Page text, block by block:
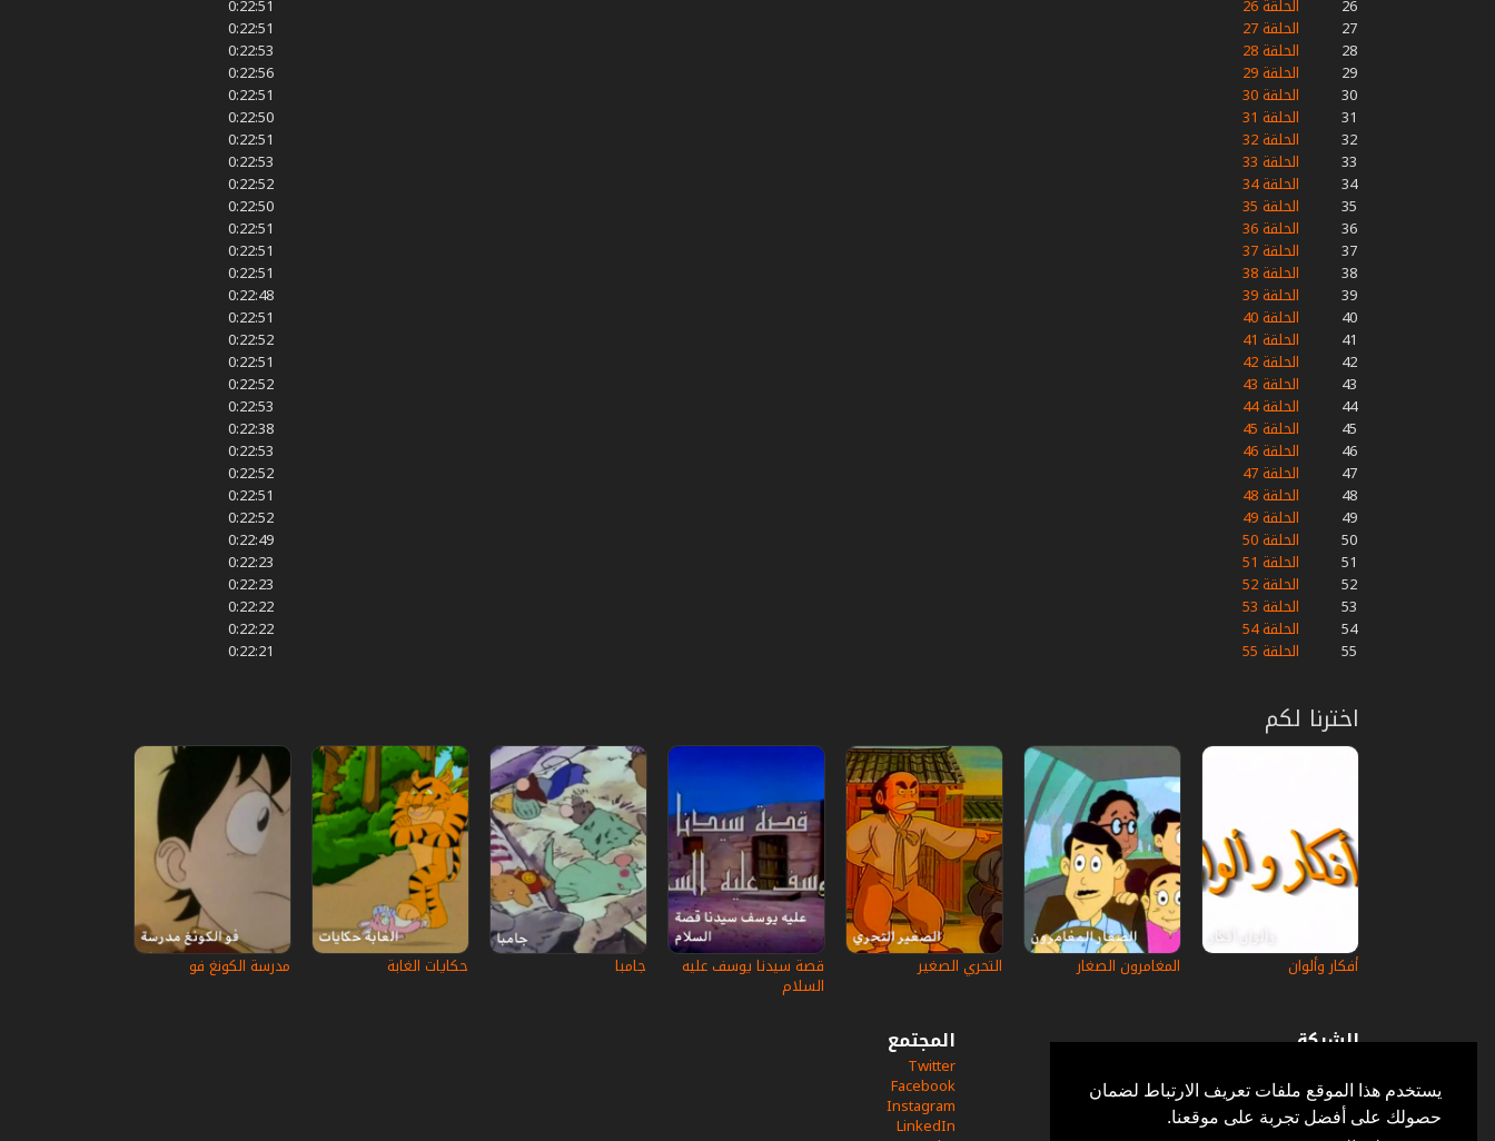
يستخدم هذا الموقع ملفات تعريف الارتباط لضمان
حصولك على أفضل تجربة على موقعنا.
26
الحلقة 26
0:22:51
27
الحلقة 27
0:22:51
28
الحلقة 28
0:22:53
29
الحلقة 29
0:22:56
30
الحلقة 30
0:22:51
31
الحلقة 31
0:22:50
32
الحلقة 32
0:22:51
33
الحلقة 33
0:22:53
34
الحلقة 34
0:22:52
35
الحلقة 35
0:22:50
36
الحلقة 36
0:22:51
37
الحلقة 37
0:22:51
38
الحلقة 38
0:22:51
39
الحلقة 39
0:22:48
40
الحلقة 40
0:22:51
41
الحلقة 41
0:22:52
42
الحلقة 42
0:22:51
43
الحلقة 43
0:22:52
44
الحلقة 44
0:22:53
45
الحلقة 45
0:22:38
46
الحلقة 46
0:22:53
47
الحلقة 47
0:22:52
48
الحلقة 48
0:22:51
49
الحلقة 49
0:22:52
50
الحلقة 50
0:22:49
51
الحلقة 51
0:22:23
52
الحلقة 52
0:22:23
53
الحلقة 53
0:22:22
54
الحلقة 54
0:22:22
55
الحلقة 55 0:22:21
اخترنا لكم
أفكار وألوان المغامرون الصغار التحري الصغير قصة سيدنا يوسف عليه
السلام
جامبا حكايات الغابة مدرسة الكونغ فو
الشركة
أسئلة وأجوبة
في الإعلام
خدمة الزبائن
المجتمع
Twitter
Facebook
Instagram
LinkedIn